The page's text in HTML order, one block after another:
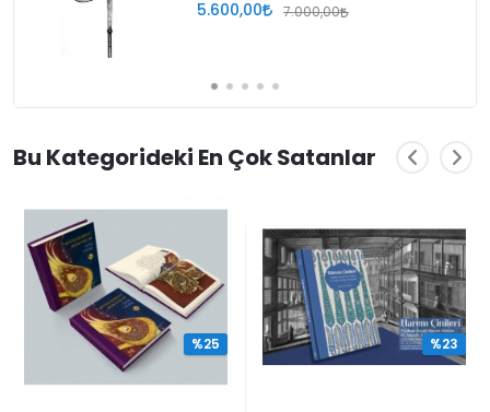
5.600,00 7.000,00
Bu Kategorideki En Çok Satanlar
%25 %23